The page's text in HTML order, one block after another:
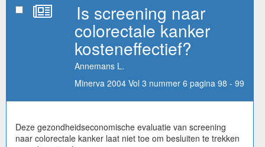
Is screening naar
colorectale kanker
kosteneffectief?
Annemans L.
Minerva 2004 Vol 3 nummer 6 pagina 98 - 99
Deze gezondheidseconomische evaluatie van screening
naar colorectale kanker laat niet toe om besluiten te trekken